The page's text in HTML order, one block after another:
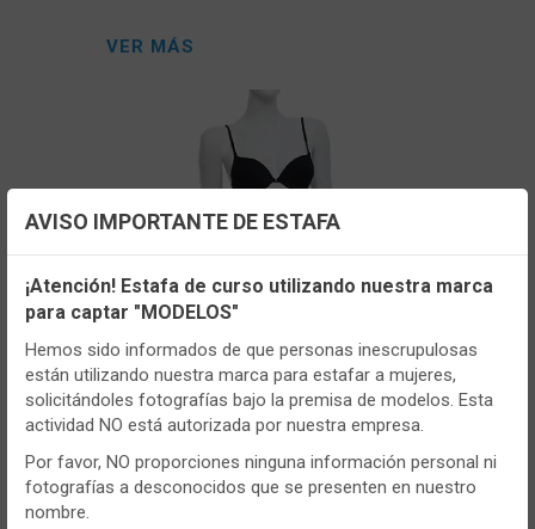
VER MÁS
DESTACADO
CONT
- L616
Combinaciones mujer Lin L616 Corta
Configuración de cookies
Utilizamos cookies propias y de terceros, de sesión o
persistentes, para hacer funcionar de manera segura nuestra
página web y personalizar su contenido.
Igualmente, utilizamos cookies para medir y obtener datos de
la navegación que realizas y para ajustar el contenido a tus
gustos y preferencias.
Puedesconfigurary aceptar el uso de cookies a tu gusto.
Para obtener más información visita nuestra
AVISO IMPORTANTE DE ESTAFA
¡Atención! Estafa de curso utilizando nuestra marca
para captar "MODELOS"
Hemos sido informados de que personas inescrupulosas
están utilizando nuestra marca para estafar a mujeres,
solicitándoles fotografías bajo la premisa de modelos. Esta
actividad NO está autorizada por nuestra empresa.
Por favor, NO proporciones ninguna información personal ni
fotografías a desconocidos que se presenten en nuestro
nombre.